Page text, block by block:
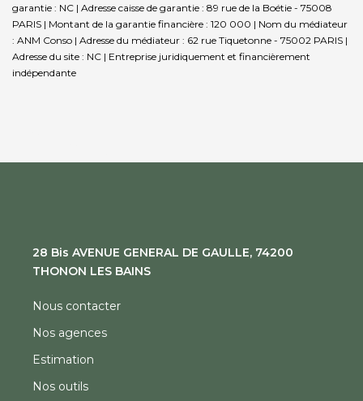
garantie : NC | Adresse caisse de garantie : 89 rue de la Boétie - 75008
PARIS | Montant de la garantie financière : 120 000 | Nom du médiateur
: ANM Conso | Adresse du médiateur : 62 rue Tiquetonne - 75002 PARIS |
Adresse du site : NC | Entreprise juridiquement et financièrement
indépendante
28 Bis AVENUE GENERAL DE GAULLE, 74200
THONON LES BAINS
Nous contacter
Nos agences
Estimation
Nos outils